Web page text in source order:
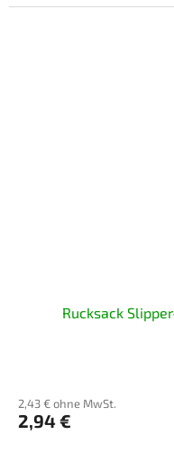
Rucksack
2,43 € ohne MwSt.
2,94 €